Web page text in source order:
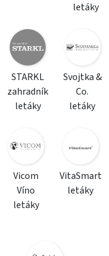
letáky
STARKL
zahradník
letáky
Svojtka &
Co.
letáky
Vicom
Víno
letáky
VitaSmart
letáky